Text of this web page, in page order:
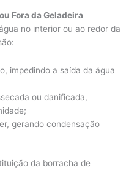
Fora da Geladeira
no interior ou ao redor da
impedindo a saída da água
ou danificada,
gerando condensação
da borracha de